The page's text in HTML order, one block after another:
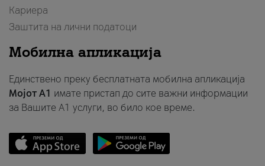
Кариера
Заштита на лични податоци
Мобилна апликација
Единствено преку бесплатната мобилна апликација
Мојот A1 имате пристап до сите важни информации
за Вашите A1 услуги, во било кое време.